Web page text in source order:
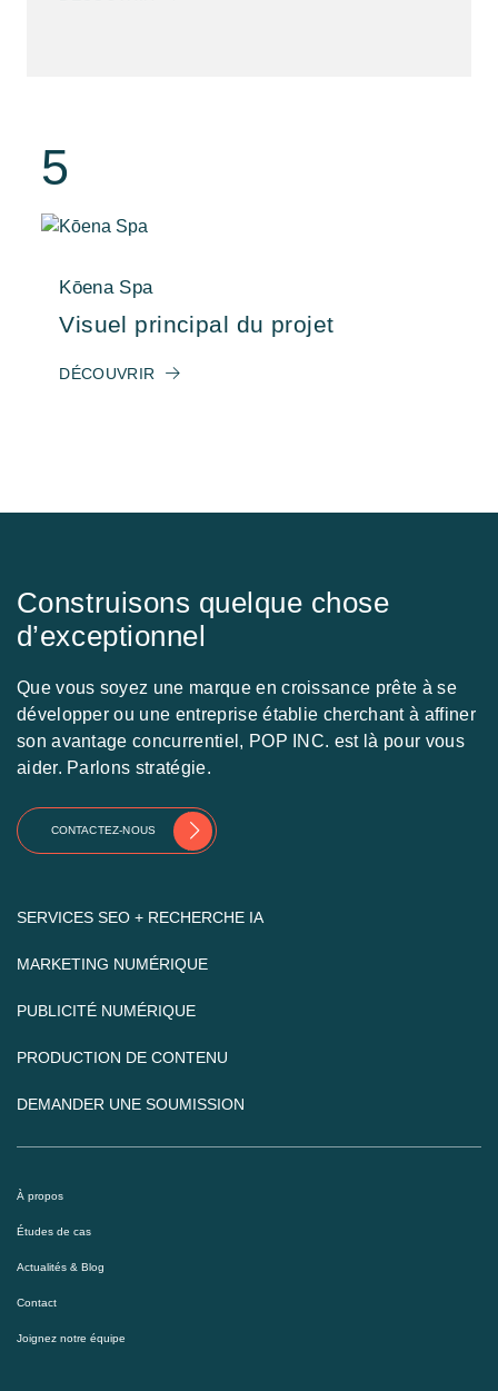
5
Kōena Spa
Visuel principal du projet
DÉCOUVRIR
Construisons quelque chose
d’exceptionnel
Que vous soyez une marque en croissance prête à se
développer ou une entreprise établie cherchant à affiner
son avantage concurrentiel, POP INC. est là pour vous
aider. Parlons stratégie.
CONTACTEZ-NOUS
SERVICES SEO + RECHERCHE IA
MARKETING NUMÉRIQUE
PUBLICITÉ NUMÉRIQUE
PRODUCTION DE CONTENU
DEMANDER UNE SOUMISSION
À propos
Études de cas
Actualités & Blog
Contact
Joignez notre équipe